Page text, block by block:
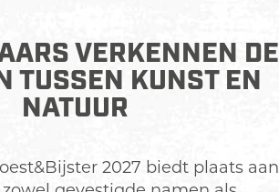
VERKENNEN DE
TUSSEN KUNST EN
NATUUR
2027 biedt plaats aan